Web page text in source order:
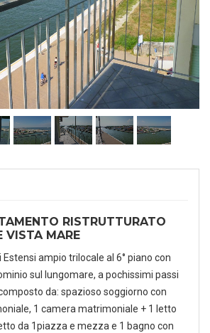
RISTRUTTURATO
VISTA MARE
ampio trilocale al 6° piano con
sul lungomare, a pochissimi passi
da: spazioso soggiorno con
1 camera matrimoniale + 1 letto
da 1piazza e mezza e 1 bagno con